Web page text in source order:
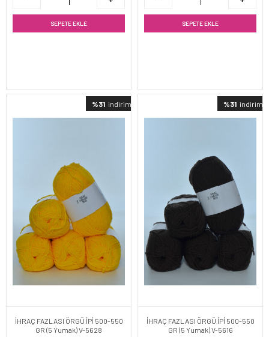
SEPETE EKLE SEPETE EKLE
%31 indirimli
İHRAÇ FAZLASI ÖRGÜ İPİ 500-550
GR (5 Yumak) V-5628
%31 indirimli
İHRAÇ FAZLASI ÖRGÜ İPİ 500-550
GR (5 Yumak) V-5616